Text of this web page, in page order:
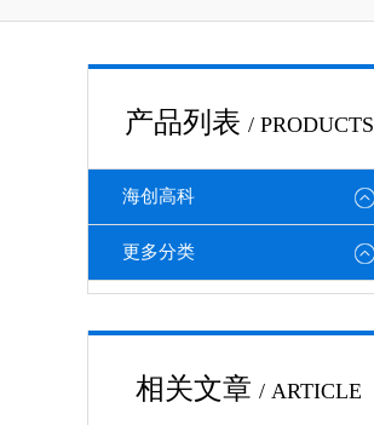
产品列表 / PRODUCTS
海创高科
更多分类
相关文章 / ARTICLE